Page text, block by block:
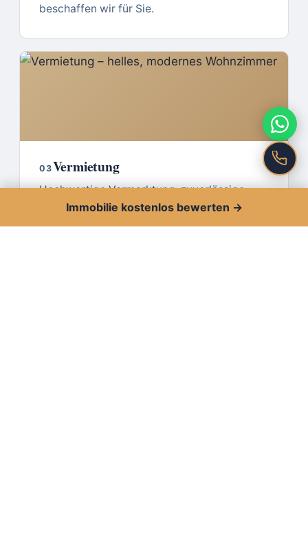
beschaffen wir für Sie.
03Vermietung
Hochwertige Vermarktung, zuverlässige
Mieterauswahl mit Bonitätsprüfung und
rechtssicher gestaltete Mietverträge — bis
Immobilie kostenlos bewerten →